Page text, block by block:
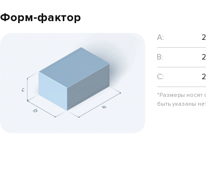
Форм-фактор
A:
B:
C:
*Размеры носят
быть указаны